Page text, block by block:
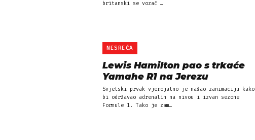
britanski se vozač …
NESREĆA
Lewis Hamilton pao s trkaće
Yamahe R1 na Jerezu
Svjetski prvak vjerojatno je našao zanimaciju kako
bi održavao adrenalin na nivou i izvan sezone
Formule 1. Tako je zam…